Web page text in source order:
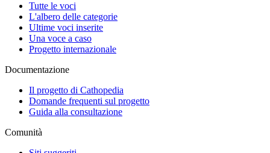
Tutte le voci
L'albero delle categorie
Ultime voci inserite
Una voce a caso
Progetto internazionale
Documentazione
Il progetto di Cathopedia
Domande frequenti sul progetto
Guida alla consultazione
Comunità